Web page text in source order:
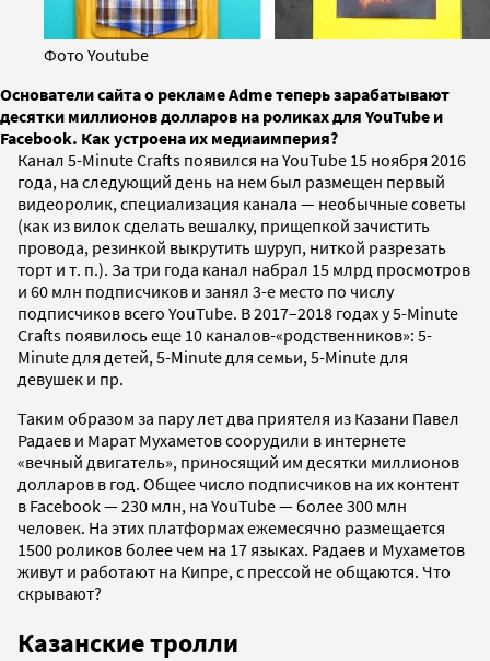
Фото Youtube
Основатели сайта о рекламе Adme теперь зарабатывают
десятки миллионов долларов на роликах для YouTube и
Facebook. Как устроена их медиаимперия?
Канал 5-Minute Crafts появился на YouTube 15 ноября 2016
года, на следующий день на нем был размещен первый
видеоролик, специализация канала — необычные советы
(как из вилок сделать вешалку, прищепкой зачистить
провода, резинкой выкрутить шуруп, ниткой разрезать
торт и т. п.). За три года канал набрал 15 млрд просмотров
и 60 млн подписчиков и занял 3-е место по числу
подписчиков всего YouTube. В 2017–2018 годах у 5-Minute
Crafts появилось еще 10 каналов-«родственников»: 5-
Minute для детей, 5-Minute для семьи, 5-Minute для
девушек и пр.
Таким образом за пару лет два приятеля из Казани Павел
Радаев и Марат Мухаметов соорудили в интернете
«вечный двигатель», приносящий им десятки миллионов
долларов в год. Общее число подписчиков на их контент
в Facebook — 230 млн, на YouTube — более 300 млн
человек. На этих платформах ежемесячно размещается
1500 роликов более чем на 17 языках. Радаев и Мухаметов
живут и работают на Кипре, с прессой не общаются. Что
скрывают?
Казанские тролли